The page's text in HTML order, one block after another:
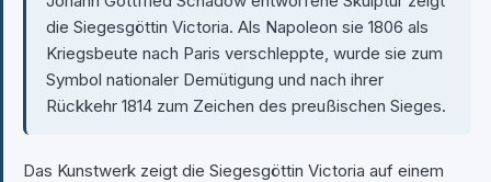
die Siegesgöttin Victoria. Als Napoleon sie 1806 als
Kriegsbeute nach Paris verschleppte, wurde sie zum
Symbol nationaler Demütigung und nach ihrer
Rückkehr 1814 zum Zeichen des preußischen Sieges.
Das Kunstwerk zeigt die Siegesgöttin Victoria auf einem